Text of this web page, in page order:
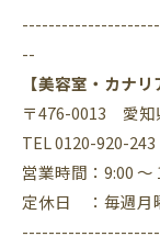
--
【美容室・カナリ
〒476-0013 愛知
TEL 0120-920-243
営業時間：9:00 ～
定休日 ：毎週月